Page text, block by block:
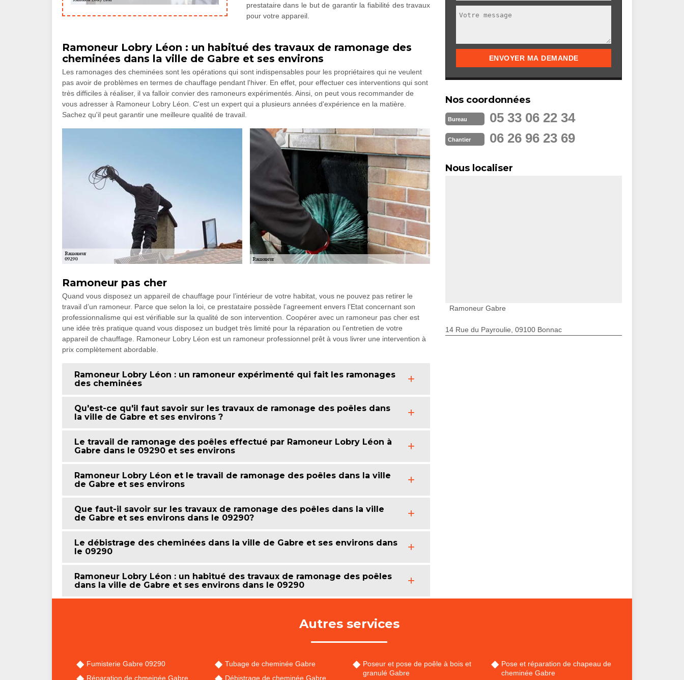
prestataire dans le but de garantir la fiabilité des travaux
pour votre appareil.
Ramoneur Lobry Léon : un habitué des travaux de ramonage des
cheminées dans la ville de Gabre et ses environs
Les ramonages des cheminées sont les opérations qui sont indispensables pour les propriétaires qui ne veulent
pas avoir de problèmes en termes de chauffage pendant l'hiver. En effet, pour effectuer ces interventions qui sont
très difficiles à réaliser, il va falloir convier des ramoneurs expérimentés. Ainsi, on peut vous recommander de
vous adresser à Ramoneur Lobry Léon. C'est un expert qui a plusieurs années d'expérience en la matière.
Sachez qu'il peut garantir une meilleure qualité de travail.
Ramoneur pas cher
Quand vous disposez un appareil de chauffage pour l’intérieur de votre habitat, vous ne pouvez pas retirer le
travail d’un ramoneur. Parce que selon la loi, ce prestataire possède l’agreement envers l’Etat concernant son
professionnalisme qui est vérifiable sur la qualité de son intervention. Coopérer avec un ramoneur pas cher est
une idée très pratique quand vous disposez un budget très limité pour la réparation ou l’entretien de votre
appareil de chauffage. Ramoneur Lobry Léon est un ramoneur professionnel prêt à vous livrer une intervention à
prix complètement abordable.
Ramoneur Lobry Léon : un ramoneur expérimenté qui fait les ramonages
des cheminées
Qu'est-ce qu'il faut savoir sur les travaux de ramonage des poêles dans
la ville de Gabre et ses environs ?
Le travail de ramonage des poêles effectué par Ramoneur Lobry Léon à
Gabre dans le 09290 et ses environs
Ramoneur Lobry Léon et le travail de ramonage des poêles dans la ville
de Gabre et ses environs
Que faut-il savoir sur les travaux de ramonage des poêles dans la ville
de Gabre et ses environs dans le 09290?
Le débistrage des cheminées dans la ville de Gabre et ses environs dans
le 09290
Ramoneur Lobry Léon : un habitué des travaux de ramonage des poêles
dans la ville de Gabre et ses environs dans le 09290
Nos coordonnées
Bureau 05 33 06 22 34
Chantier 06 26 96 23 69
Nous localiser
Ramoneur Gabre
14 Rue du Payroulie, 09100 Bonnac
Autres services
Fumisterie Gabre 09290
Réparation de chmeinée Gabre
Tubage de cheminée Gabre
Débistrage de cheminée Gabre
Poseur et pose de poêle à bois et
granulé Gabre
Pose et réparation de chapeau de
cheminée Gabre